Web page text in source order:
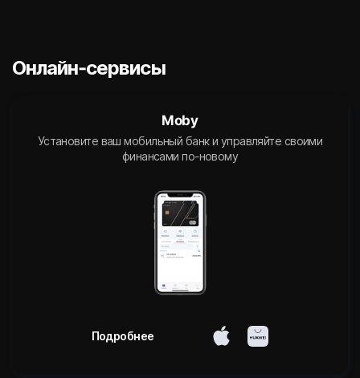
Онлайн-сервисы
Moby
Установите ваш мобильный банк и управляйте своими
финансами по-новому
Подробнее